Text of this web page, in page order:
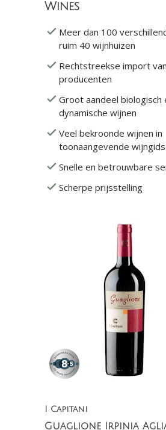
Wines
Meer dan 100
ruim 40 wijnhuizen
Rechtstreekse import
producenten
Groot aandeel biologisch
dynamische wijnen
Veel bekroonde wijnen in
toonaangevende
Snelle en betrouwbare
Scherpe prijsstelling
I Capitani
Guaglione Irpinia